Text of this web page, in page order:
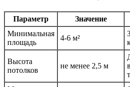
Параметр Значение
Минимальная
площадь
4-6 м²
Высота
потолков
не менее 2,5 м